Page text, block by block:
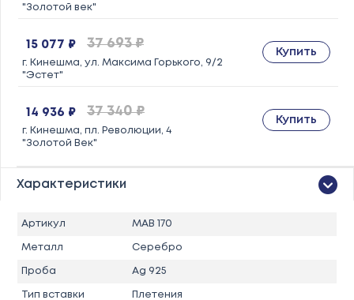
"Золотой век"
15 077 ₽ 37 693 ₽
г. Кинешма, ул. Максима Горького, 9/2
"Эстет"
Купить
14 936 ₽ 37 340 ₽
г. Кинешма, пл. Революции, 4
"Золотой Век"
Купить
Характеристики
Артикул MAB 170
Металл Серебро
Проба Ag 925
Тип вставки Плетения